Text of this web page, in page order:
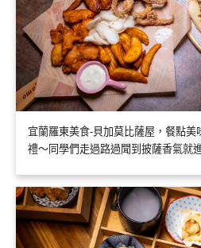
宜蘭羅東美食-貝加莫比薩屋，餐點
禮～同學們走過路過聞到披薩香氣就